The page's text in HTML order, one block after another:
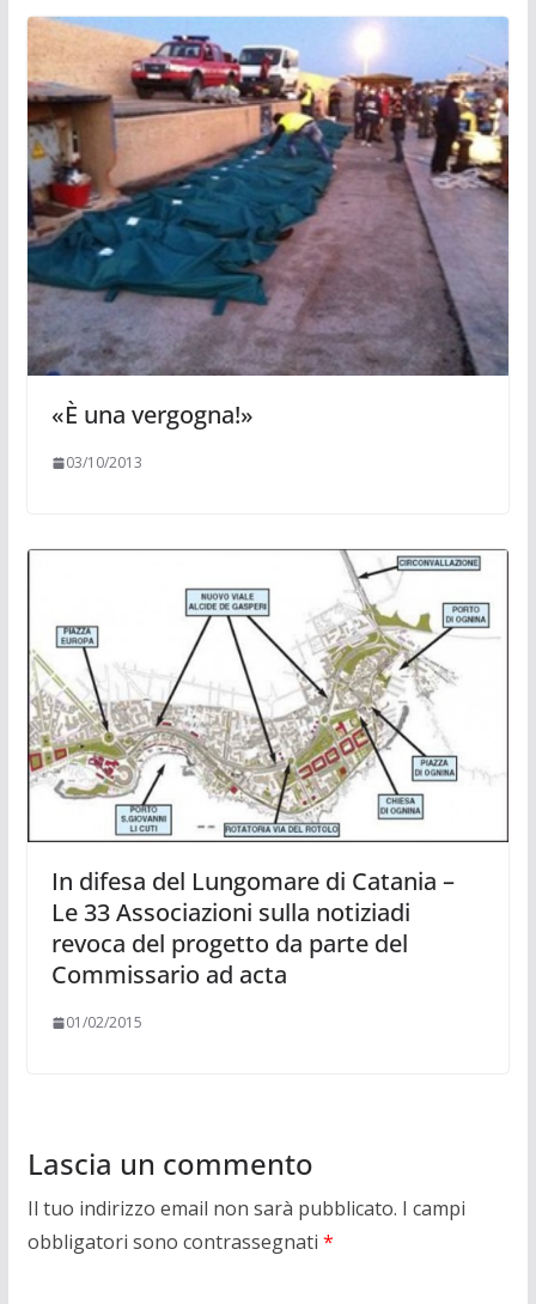
«È una vergogna!»
03/10/2013
In difesa del Lungomare di Catania –
Le 33 Associazioni sulla notiziadi
revoca del progetto da parte del
Commissario ad acta
01/02/2015
Lascia un commento
Il tuo indirizzo email non sarà pubblicato. I campi
obbligatori sono contrassegnati *